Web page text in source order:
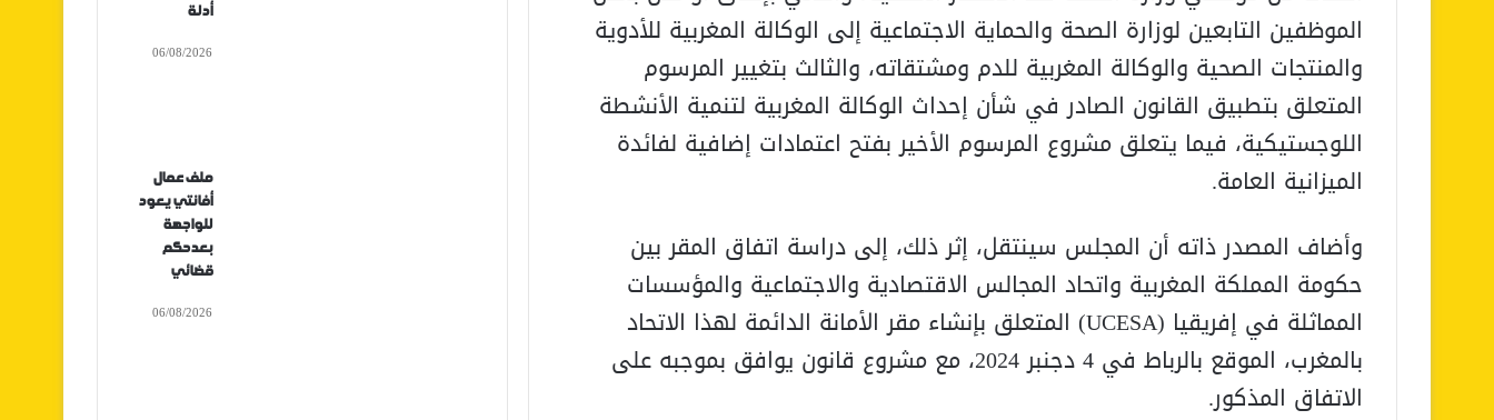
الموظفين التابعين لوزارة الصحة والحماية الاجتماعية إلى الوكالة المغربية للأدوية
والمنتجات الصحية والوكالة المغربية للدم ومشتقاته، والثالث بتغيير المرسوم
المتعلق بتطبيق القانون الصادر في شأن إحداث الوكالة المغربية لتنمية الأنشطة
اللوجستيكية، فيما يتعلق مشروع المرسوم الأخير بفتح اعتمادات إضافية لفائدة
الميزانية العامة.
وأضاف المصدر ذاته أن المجلس سينتقل، إثر ذلك، إلى دراسة اتفاق المقر بين
حكومة المملكة المغربية واتحاد المجالس الاقتصادية والاجتماعية والمؤسسات
المماثلة في إفريقيا (UCESA) المتعلق بإنشاء مقر الأمانة الدائمة لهذا الاتحاد
بالمغرب، الموقع بالرباط في 4 دجنبر 2024، مع مشروع قانون يوافق بموجبه على
الاتفاق المذكور.
أدلة
06/08/2026
ملف عمال
أفانتي يعود
للواجهة
بعدحكم
قضائي
06/08/2026